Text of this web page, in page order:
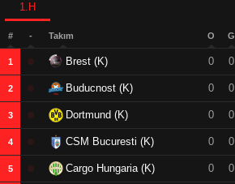
1.H
# - Takım O G
1 Brest (K) 0 0
2 Buducnost (K) 0 0
3 Dortmund (K) 0 0
4 CSM Bucuresti (K) 0 0
5 Cargo Hungaria (K) 0 0